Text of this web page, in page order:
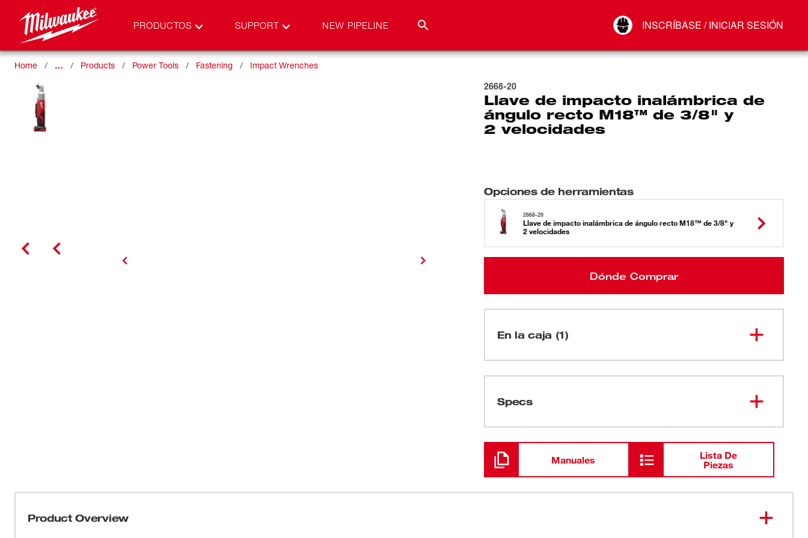
PRODUCTOS SUPPORT NEW PIPELINE INSCRÍBASE / INICIAR SESIÓN
Conectar
Home … Products Power Tools Fastening Impact Wrenches
2668-20
Llave de impacto inalámbrica de
ángulo recto M18™ de 3/8" y
2 velocidades
Opciones de herramientas
2668-20
Llave de impacto inalámbrica de ángulo recto M18™ de 3/8" y
2 velocidades
Dónde Comprar
En la caja (1)
Specs
Cargando
Manuales
Lista De
Piezas
Product Overview